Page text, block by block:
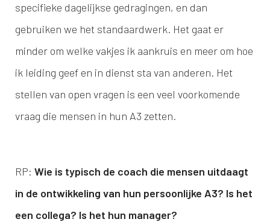
specifieke dagelijkse gedragingen, en dan
gebruiken we het standaardwerk. Het gaat er
minder om welke vakjes ik aankruis en meer om hoe
ik leiding geef en in dienst sta van anderen. Het
stellen van open vragen is een veel voorkomende
vraag die mensen in hun A3 zetten.
RP: Wie is typisch de coach die mensen uitdaagt
in de ontwikkeling van hun persoonlijke A3? Is het
een collega? Is het hun manager?